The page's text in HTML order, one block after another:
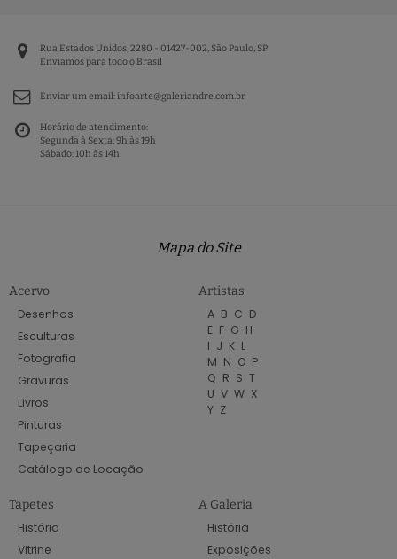
Rua Estados Unidos, 2280 - 01427-002, São Paulo, SP
Enviamos para todo o Brasil
Enviar um email:infoarte@galeriandre.com.br
Horário de atendimento:
Segunda à Sexta: 9h às 19h
Sábado: 10h às 14h
Mapa do Site
Acervo
Desenhos
Esculturas
Fotografia
Gravuras
Livros
Pinturas
Tapeçaria
Catálogo de Locação
Artistas
A B C D
E F G H
I J K L
M N O P
Q R S T
U V W X
Y Z
Tapetes
História
Vitrine
A Galeria
História
Exposições